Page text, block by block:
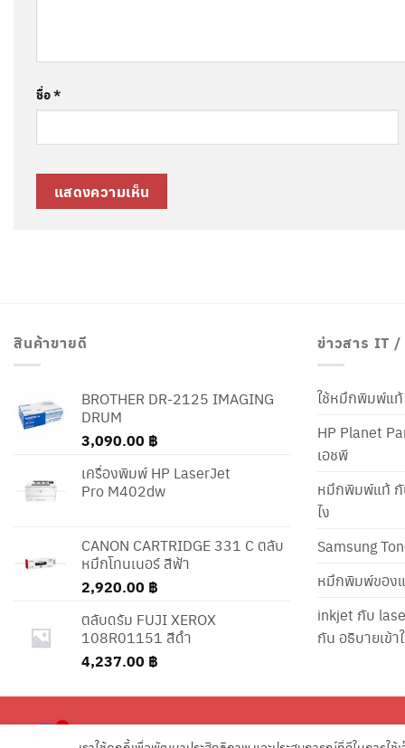
ชื่อ*
สินค้าขายดี
BROTHER DR-2125 IMAGING
DRUM
3,090.00 ฿
เครื่องพิมพ์ HP LaserJet
Pro M402dw
CANON CARTRIDGE 331 C ตลับ
หมึกโทนเนอร์ สีฟ้า
2,920.00 ฿
ตลับดรัม FUJI XEROX
108R01151 สีดำ
4,237.00 ฿
ข่าวสาร IT
ใช้หมึกพิมพ์แท้
HP Planet
เอชพี
หมึกพิมพ์แท้ กั
ไง
Samsung
หมึกพิมพ์ของ
inkjet กับ
กัน อธิบายเข้า
ยินดีให้คำปรึกษา เรื่องหมึกพิมพ์ครับ
2